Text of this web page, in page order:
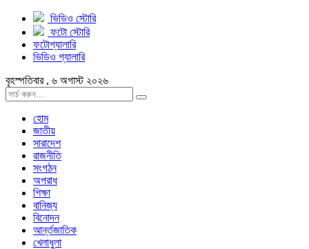
ভিডিও স্টোরি
ফটো স্টোরি
ফটোগ্যালারি
ভিডিও গ্যালারি
বৃহস্পতিবার , ৬ অগাস্ট ২০২৬
হোম
জাতীয়
সারাদেশ
রাজনীতি
সংগঠন
অপরাধ
শিক্ষা
বানিজ্য
বিনোদন
আর্ন্তজাতিক
খেলাধুলা